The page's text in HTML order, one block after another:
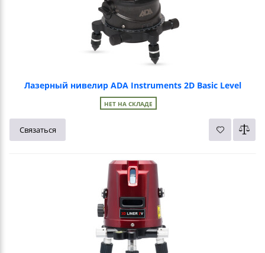
Лазерный нивелир ADA Instruments 2D Basic Level
НЕТ НА СКЛАДЕ
Связаться